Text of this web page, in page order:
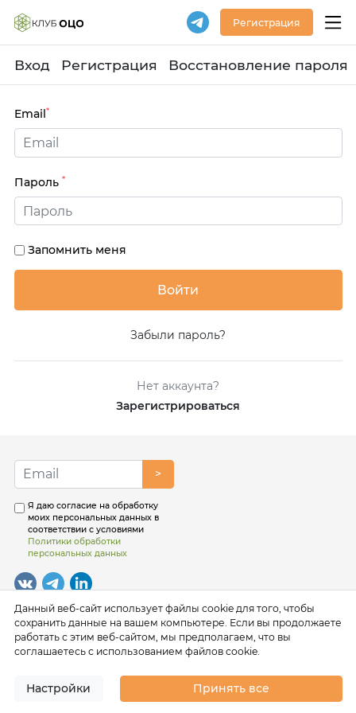
Регистрация
Вход Регистрация Восстановление пароля
Email*
Пароль *
Запомнить меня
Забыли пароль?
Нет аккаунта?
Зарегистрироваться
>
Я даю согласие на обработку
моих персональных данных в
соответствии с условиями
Политики обработки
персональных данных
Данный веб-сайт использует файлы cookie для того, чтобы
сохранить данные на вашем компьютере. Если вы продолжаете
работать с этим веб-сайтом, мы предполагаем, что вы
соглашаетесь с использованием файлов cookie.
Настройки Принять все